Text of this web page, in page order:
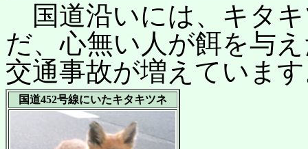
国道沿いには、キタ
だ、心無い人が餌を与
交通事故が増えていま
国道452号線にいたキタキツネ